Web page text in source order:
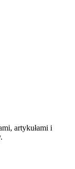
artykułami i